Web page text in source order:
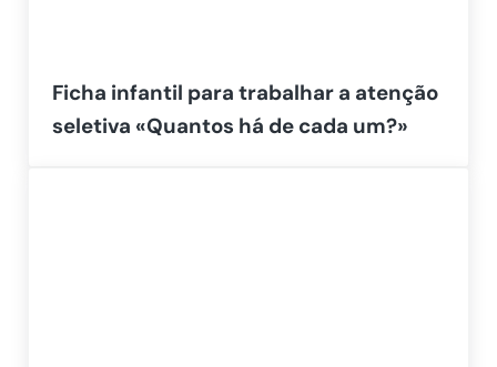
Ficha infantil para trabalhar a atenção
seletiva «Quantos há de cada um?»